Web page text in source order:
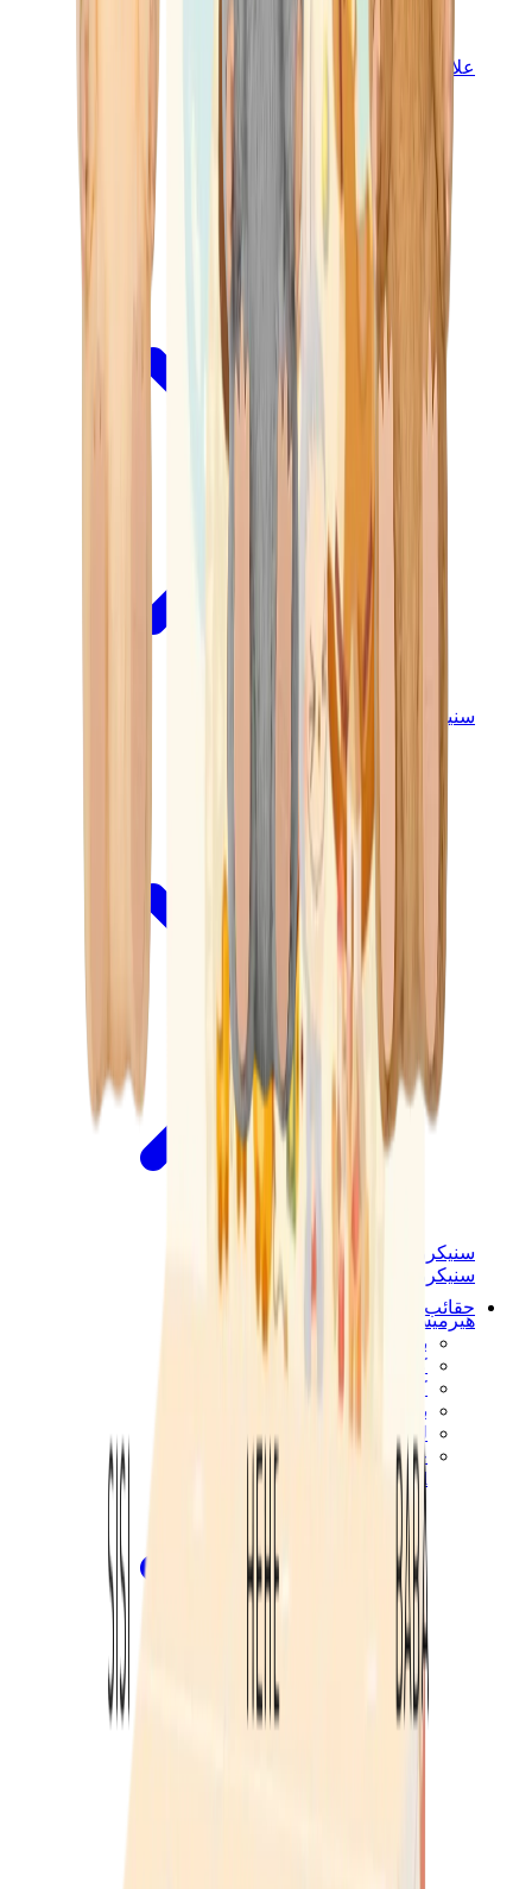
علامات أخرى
ميزون ميهارا
بيركنستوك
علامات أخرى
سنيكرز للأطفال
جوردن للأطفال
ييزي للأطفال
نايكي للأطفال
سنيكرز للأطفال
سنيكرز نسائية
سنيكرز رجالية
حقائب
هيرميس
بيركين
كيلي
كونستانس
بيكوتان
ليندي
حقائب هيرميس للرجال
View All